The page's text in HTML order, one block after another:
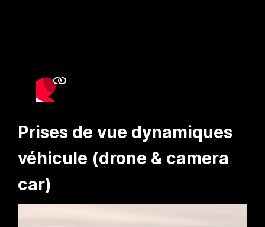
Prises de vue dynamiques
véhicule (drone & camera
car)